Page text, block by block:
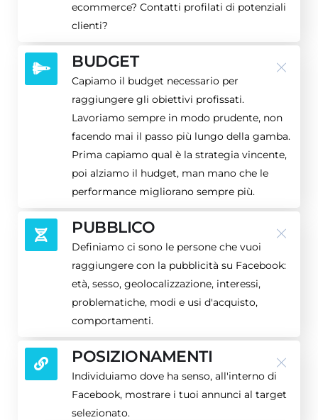
ecommerce? Contatti profilati di potenziali
clienti?
BUDGET
Capiamo il budget necessario per
raggiungere gli obiettivi profissati.
Lavoriamo sempre in modo prudente, non
facendo mai il passo più lungo della gamba.
Prima capiamo qual è la strategia vincente,
poi alziamo il hudget, man mano che le
performance migliorano sempre più.
PUBBLICO
Definiamo ci sono le persone che vuoi
raggiungere con la pubblicità su Facebook:
età, sesso, geolocalizzazione, interessi,
problematiche, modi e usi d'acquisto,
comportamenti.
POSIZIONAMENTI
Individuiamo dove ha senso, all'interno di
Facebook, mostrare i tuoi annunci al target
selezionato.